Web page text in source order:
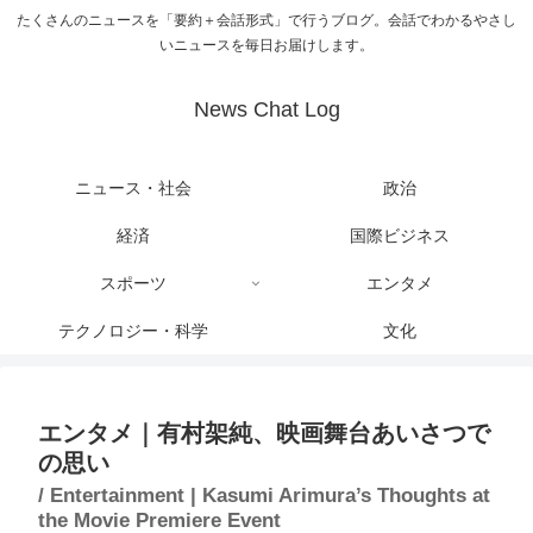
たくさんのニュースを「要約＋会話形式」で行うブログ。会話でわかるやさし
いニュースを毎日お届けします。
News Chat Log
ニュース・社会 政治
経済 国際ビジネス
スポーツ エンタメ
テクノロジー・科学 文化
エンタメ｜有村架純、映画舞台あいさつで
の思い
/ Entertainment | Kasumi Arimura’s Thoughts at
the Movie Premiere Event